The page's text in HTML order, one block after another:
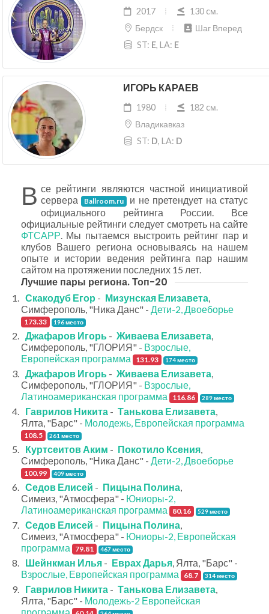
2017
130 cм.
Бердск
Шаг Вперед
ST: E, LA: E
ИГОРЬ КАРАЕВ
1980
182 cм.
Владикавказ
ST: D, LA: D
В се рейтинги являются частной инициативой
сервера Ballroom.ru
и не претендует на статус
официального рейтинга России. Все
официальные рейтинги следует смотреть на сайте
ФТСАРР. Мы пытаемся выстроить рейтинг пар и
клубов Вашего региона основываясь на нашем
опыте и истории ведения рейтинга пар нашим
сайтом на протяжении последних 15 лет.
Лучшие пары региона. Топ-20
Скакодуб Егор - Мизунская Елизавета,
Симферополь, "Ника Данс" - Дети-2, Двоеборье
173.33 196 место
Джафаров Игорь - Живаева Елизавета,
Симферополь, "ГЛОРИЯ" - Взрослые,
Европейская программа
131.93 174 место
Джафаров Игорь - Живаева Елизавета,
Симферополь, "ГЛОРИЯ" - Взрослые,
Латиноамериканская программа
116.86 289 место
Гаврилов Никита - Танькова Елизавета,
Ялта, "Барс" - Молодежь, Европейская программа
108.5 261 место
Куртсеитов Аким - Покотило Ксения,
Симферополь, "Ника Данс" - Дети-2, Двоеборье
100.99 409 место
Седов Елисей - Пицына Полина,
Симеиз, "Атмосфера" - Юниоры-2,
Латиноамериканская программа
80.16 529 место
Седов Елисей - Пицына Полина,
Симеиз, "Атмосфера" - Юниоры-2, Европейская
программа
79.81 467 место
Шейнкман Илья - Еврах Дарья, Ялта, "Барс" -
Взрослые, Европейская программа
68.7 314 место
Гаврилов Никита - Танькова Елизавета,
Ялта, "Барс" - Молодежь-2 Европейская